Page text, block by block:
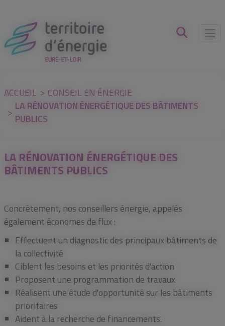
ACCUEIL
CONSEIL EN ÉNERGIE
LA RÉNOVATION ÉNERGÉTIQUE DES BÂTIMENTS
PUBLICS
LA RÉNOVATION ÉNERGÉTIQUE DES
BÂTIMENTS PUBLICS
Concrètement, nos conseillers énergie, appelés
également économes de flux :
Effectuent un diagnostic des principaux bâtiments de
la collectivité
Ciblent les besoins et les priorités d'action
Proposent une programmation de travaux
Réalisent une étude d'opportunité sur les bâtiments
prioritaires
Aident à la recherche de financements.